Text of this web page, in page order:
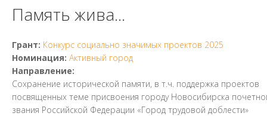
Память жива...
Грант: Конкурс социально значимых проектов 2025
Номинация: Активный город
Направление:
Сохранение исторической памяти, в т.ч. поддержка проектов
посвященных теме присвоения городу Новосибирска
звания Российской Федерации «Город трудовой доблести»